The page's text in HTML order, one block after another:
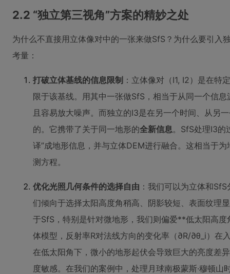
2.2 “独立第三视角”方案的精妙之处
为什么不直接用立体像对中的一张来做SfS？为什么要引入
考量：
打破立体基线的信息限制 ：立体像对（I1, I2）是在特
限于该基线。用其中一张做SfS，相当于从同一个信
且容易放大噪声。而独立的I3是在另一个时间、从另
的。它携带了关于同一地形的全新信息。SfS处理I3的
译”成地形信息，并与立体DEM进行融合。这相当于
测方程。
优化光照几何条件的选择自由 ：我们可以为立体和
们倾向于选择太阳高度角稍高、阴影较短、表面纹理
于SfS，特别是针对微地形，我们则偏爱**低太阳高
体模型，反射率R对法线方向的变化率（∂R/∂θ_i）在
在低太阳角下，微小的地形起伏会导致巨大的亮度差
度敏感。在我们的案例中，处理月球南极蒙斯·穆顿